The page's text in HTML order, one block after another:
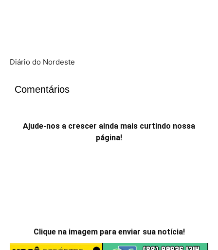
Diário do Nordeste
Comentários
Ajude-nos a crescer ainda mais curtindo nossa
página!
Clique na imagem para enviar sua notícia!